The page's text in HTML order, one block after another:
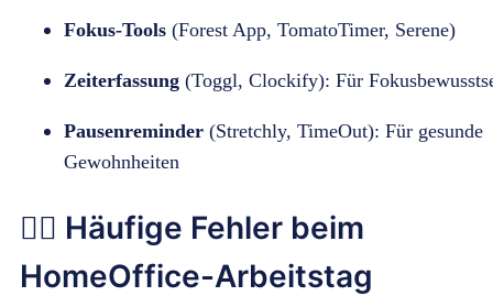
Fokus-Tools (Forest App, TomatoTimer, Serene)
Zeiterfassung (Toggl, Clockify): Für
Pausenreminder (Stretchly, TimeOut): Für gesunde
Gewohnheiten
🙅‍♂️ Häufige Fehler beim
HomeOffice-Arbeitstag